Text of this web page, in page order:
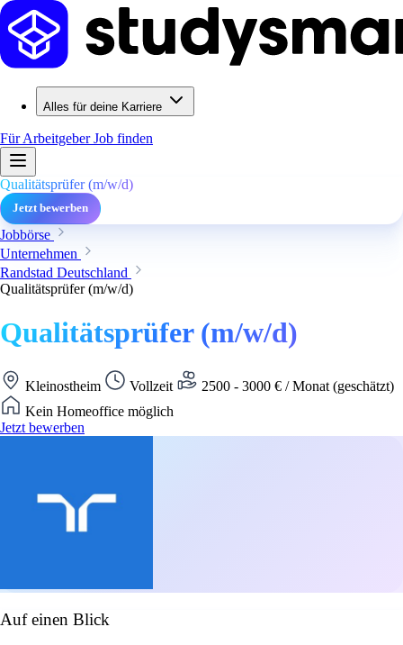
Alles für deine Karriere
Für ArbeitgeberJob finden
Qualitätsprüfer (m/w/d)
Jetzt bewerben
Jobbörse
Unternehmen
Randstad Deutschland
Qualitätsprüfer (m/w/d)
Qualitätsprüfer (m/w/d)
Kleinostheim Vollzeit
2500 - 3000 € / Monat (geschätzt)
Kein Homeoffice möglich
Jetzt bewerben
Auf einen Blick